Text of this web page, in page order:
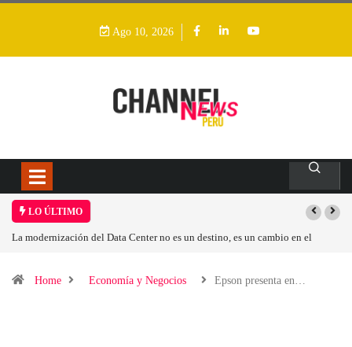
Ago 10, 2026
LO ÚLTIMO
es un cambio en el Los ingresos por semiconductores aumentarán
Home Economía y Negocios Epson presenta en…